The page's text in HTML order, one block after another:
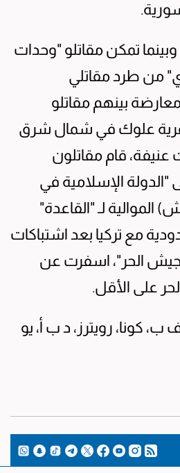
تمكن مقاتلو "وحدات
من طرد مقاتلي
بينهم مقاتلو
علوك في شمال شرق
عنيفة، قام مقاتلون
"الدولة الإسلامية في
الموالية لـ "القاعدة"
مع تركيا بعد اشتباكات
الحر"، اسفرت عن
كونا، رويترز، د ب أ، يو